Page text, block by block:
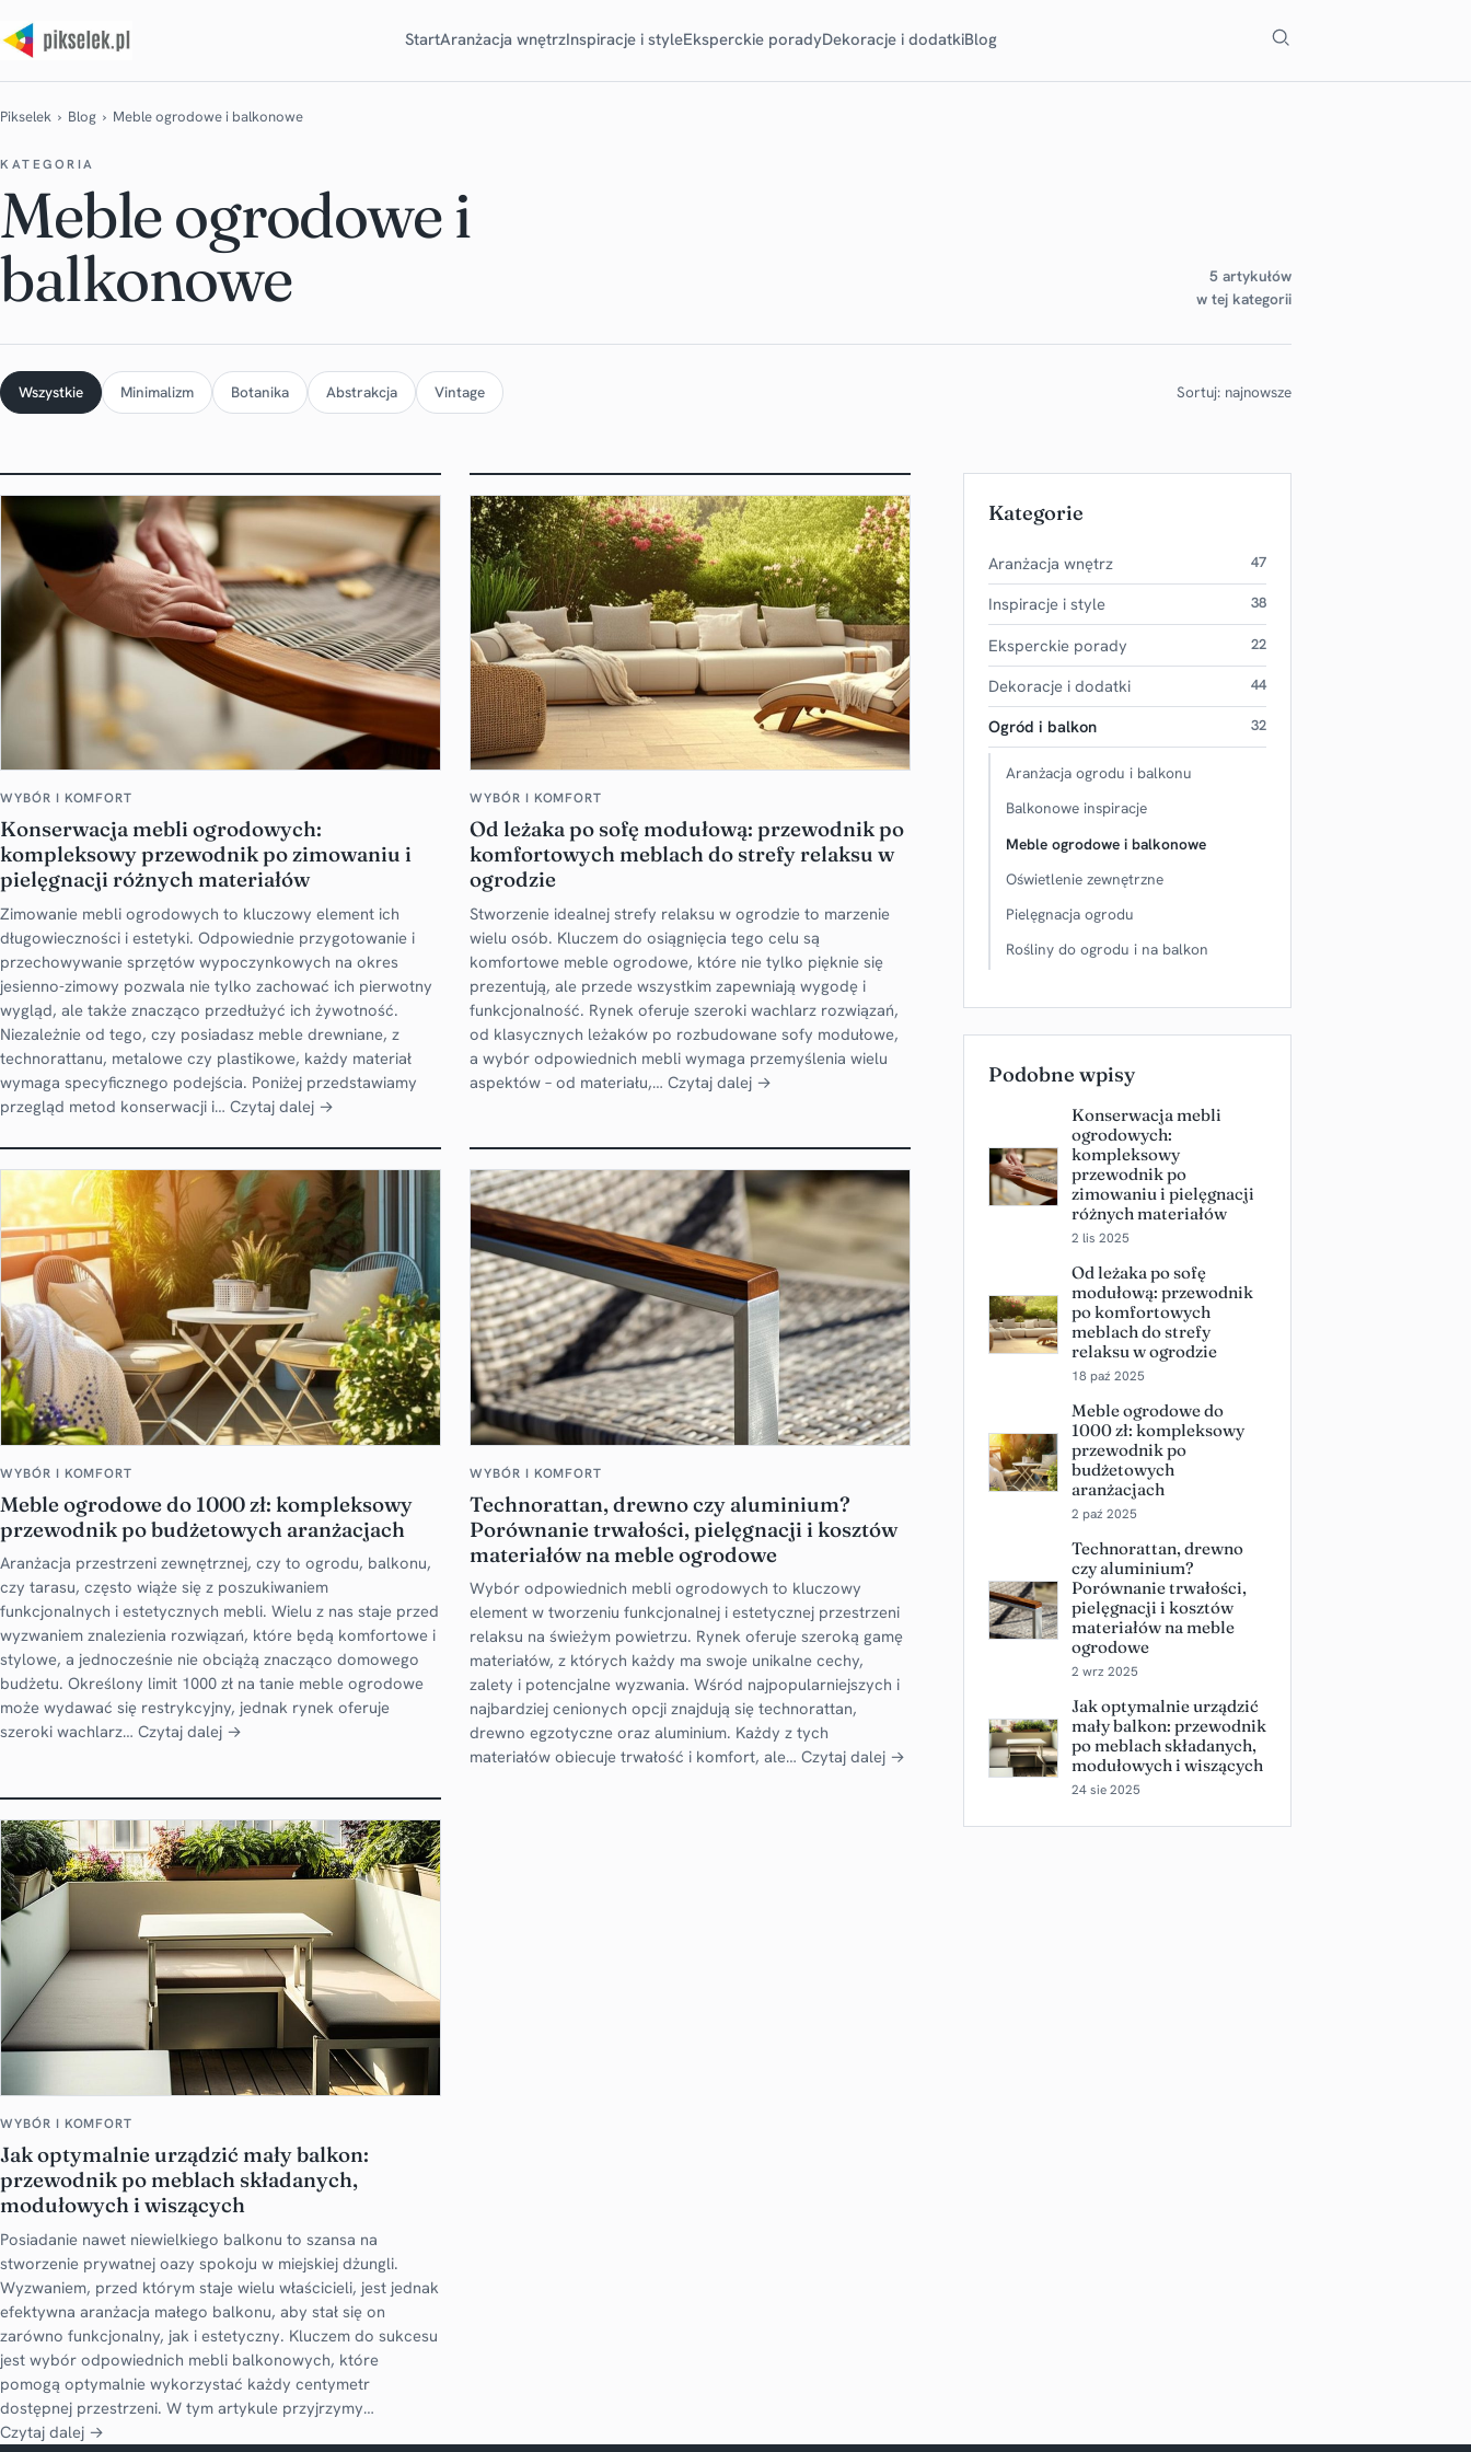
StartAranżacja wnętrzInspiracje i styleEksperckie poradyDekoracje i dodatkiBlog
Pikselek › Blog › Meble ogrodowe i balkonowe
KATEGORIA
Meble ogrodowe i
balkonowe
5 artykułów
w tej kategorii
Wszystkie Minimalizm Botanika Abstrakcja Vintage Sortuj: najnowsze
WYBÓR I KOMFORT
Konserwacja mebli ogrodowych:
kompleksowy przewodnik po zimowaniu i
pielęgnacji różnych materiałów
Zimowanie mebli ogrodowych to kluczowy element ich
długowieczności i estetyki. Odpowiednie przygotowanie i
przechowywanie sprzętów wypoczynkowych na okres
jesienno-zimowy pozwala nie tylko zachować ich pierwotny
wygląd, ale także znacząco przedłużyć ich żywotność.
Niezależnie od tego, czy posiadasz meble drewniane, z
technorattanu, metalowe czy plastikowe, każdy materiał
wymaga specyficznego podejścia. Poniżej przedstawiamy
przegląd metod konserwacji i… Czytaj dalej →
WYBÓR I KOMFORT
Od leżaka po sofę modułową: przewodnik po
komfortowych meblach do strefy relaksu w
ogrodzie
Stworzenie idealnej strefy relaksu w ogrodzie to marzenie
wielu osób. Kluczem do osiągnięcia tego celu są
komfortowe meble ogrodowe, które nie tylko pięknie się
prezentują, ale przede wszystkim zapewniają wygodę i
funkcjonalność. Rynek oferuje szeroki wachlarz rozwiązań,
od klasycznych leżaków po rozbudowane sofy modułowe,
a wybór odpowiednich mebli wymaga przemyślenia wielu
aspektów – od materiału,… Czytaj dalej →
WYBÓR I KOMFORT
Meble ogrodowe do 1000 zł: kompleksowy
przewodnik po budżetowych aranżacjach
Aranżacja przestrzeni zewnętrznej, czy to ogrodu, balkonu,
czy tarasu, często wiąże się z poszukiwaniem
funkcjonalnych i estetycznych mebli. Wielu z nas staje przed
wyzwaniem znalezienia rozwiązań, które będą komfortowe i
stylowe, a jednocześnie nie obciążą znacząco domowego
budżetu. Określony limit 1000 zł na tanie meble ogrodowe
może wydawać się restrykcyjny, jednak rynek oferuje
szeroki wachlarz… Czytaj dalej →
WYBÓR I KOMFORT
Technorattan, drewno czy aluminium?
Porównanie trwałości, pielęgnacji i kosztów
materiałów na meble ogrodowe
Wybór odpowiednich mebli ogrodowych to kluczowy
element w tworzeniu funkcjonalnej i estetycznej przestrzeni
relaksu na świeżym powietrzu. Rynek oferuje szeroką gamę
materiałów, z których każdy ma swoje unikalne cechy,
zalety i potencjalne wyzwania. Wśród najpopularniejszych i
najbardziej cenionych opcji znajdują się technorattan,
drewno egzotyczne oraz aluminium. Każdy z tych
materiałów obiecuje trwałość i komfort, ale… Czytaj dalej →
WYBÓR I KOMFORT
Jak optymalnie urządzić mały balkon:
przewodnik po meblach składanych,
modułowych i wiszących
Posiadanie nawet niewielkiego balkonu to szansa na
stworzenie prywatnej oazy spokoju w miejskiej dżungli.
Wyzwaniem, przed którym staje wielu właścicieli, jest jednak
efektywna aranżacja małego balkonu, aby stał się on
zarówno funkcjonalny, jak i estetyczny. Kluczem do sukcesu
jest wybór odpowiednich mebli balkonowych, które
pomogą optymalnie wykorzystać każdy centymetr
dostępnej przestrzeni. W tym artykule przyjrzymy…
Czytaj dalej →
Kategorie
Aranżacja wnętrz 47
Inspiracje i style 38
Eksperckie porady 22
Dekoracje i dodatki 44
Ogród i balkon 32
Aranżacja ogrodu i balkonu
Balkonowe inspiracje
Meble ogrodowe i balkonowe
Oświetlenie zewnętrzne
Pielęgnacja ogrodu
Rośliny do ogrodu i na balkon
Podobne wpisy
Konserwacja mebli
ogrodowych:
kompleksowy
przewodnik po
zimowaniu i pielęgnacji
różnych materiałów
2 lis 2025
Od leżaka po sofę
modułową: przewodnik
po komfortowych
meblach do strefy
relaksu w ogrodzie
18 paź 2025
Meble ogrodowe do
1000 zł: kompleksowy
przewodnik po
budżetowych
aranżacjach
2 paź 2025
Technorattan, drewno
czy aluminium?
Porównanie trwałości,
pielęgnacji i kosztów
materiałów na meble
ogrodowe
2 wrz 2025
Jak optymalnie urządzić
mały balkon: przewodnik
po meblach składanych,
modułowych i wiszących
24 sie 2025